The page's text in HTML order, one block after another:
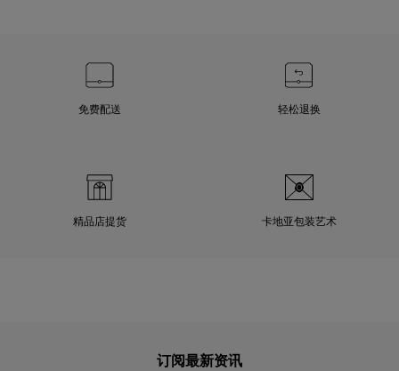
免费配送 轻松退换
精品店提货 卡地亚包装艺术
订阅最新资讯